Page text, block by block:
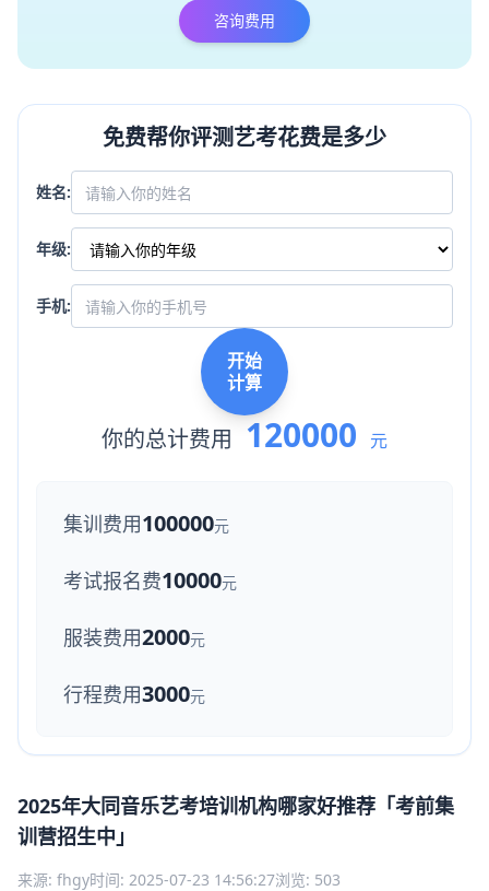
咨询费用
免费帮你评测艺考花费是多少
姓名:
年级:
手机:
开始
计算
你的总计费用 120000 元
集训费用100000元
考试报名费10000元
服装费用2000元
行程费用3000元
2025年大同音乐艺考培训机构哪家好推荐「考前集
训营招生中」
来源: fhgy时间: 2025-07-23 14:56:27浏览: 503